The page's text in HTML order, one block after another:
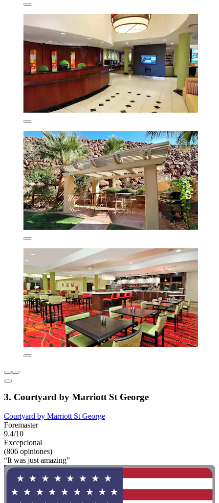
3. Courtyard by Marriott St George
Courtyard by Marriott St George
Foremaster
9.4/10
Excepcional
(806 opiniones)
“It was just amazing”